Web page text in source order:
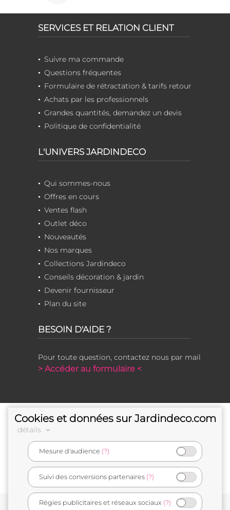
SERVICES ET RELATION CLIENT
Suivre ma commande
Questions fréquentes
Formulaire de rétractation & tarifs retour
Achats par les professionnels
Grandes quantités, demandez un devis
Politique de confidentialité
L'UNIVERS JARDINDECO
Qui sommes-nous
Offres en cours
Ventes flash
Outlet déco
Nouveautés
Nos marques
Collections Jardindeco
Conseils décoration & jardin
Devenir fournisseur
Plan du site
BESOIN D'AIDE ?
Pour toute question, contactez nous par mail
> Accéder au formulaire <
e-commerçant français
Cookies et données sur Jardindeco.com
détails
Mesure d'audience (?)
Suivi des conversions partenaires (?)
Régies publicitaires et réseaux sociaux (?)